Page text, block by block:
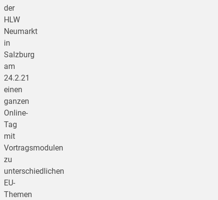
der
HLW
Neumarkt
in
Salzburg
am
24.2.21
einen
ganzen
Online-
Tag
mit
Vortragsmodulen
zu
unterschiedlichen
EU-
Themen